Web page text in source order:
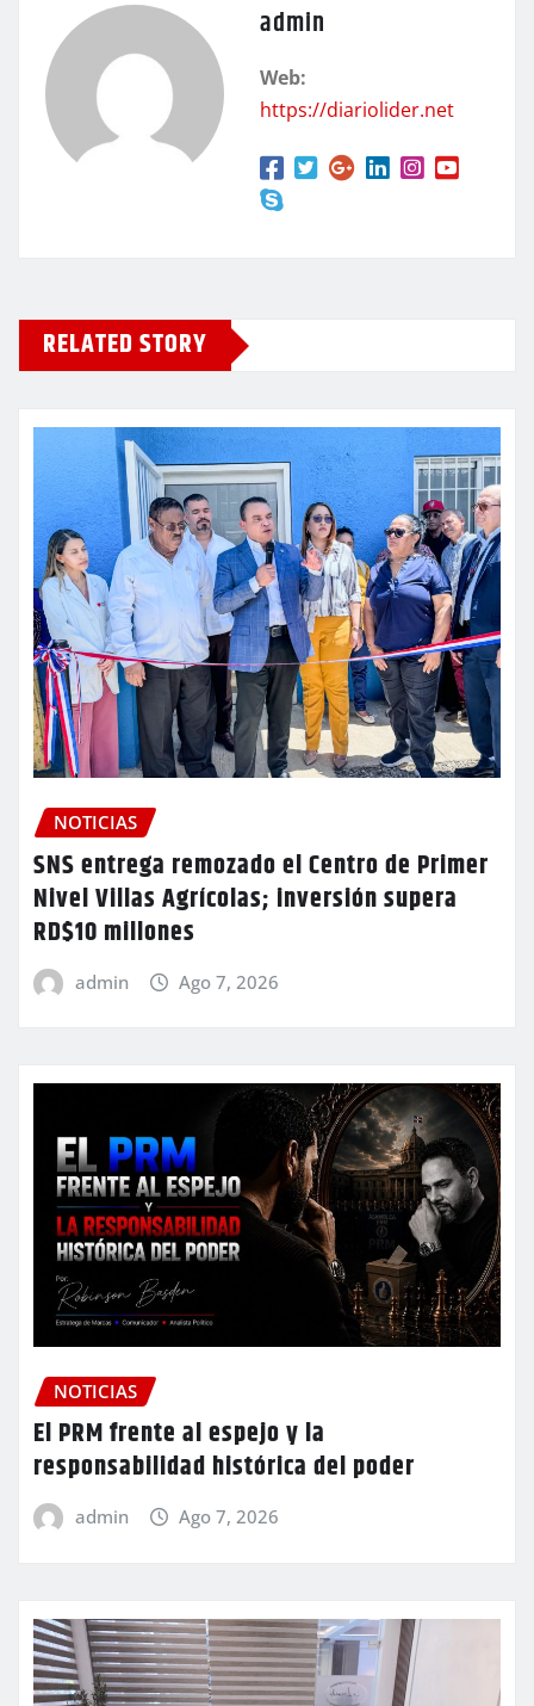
admin
Web:
https://diariolider.net
RELATED STORY
NOTICIAS
SNS entrega remozado el Centro de Primer
Nivel Villas Agrícolas; inversión supera
RD$10 millones
admin Ago 7, 2026
NOTICIAS
El PRM frente al espejo y la
responsabilidad histórica del poder
admin Ago 7, 2026